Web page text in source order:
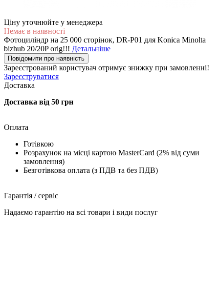
Ціну уточнюйте у менеджера
Немає в наявності
Фотоциліндр на 25 000 сторінок, DR-P01 для Konica Minolta
bizhub 20/20P orig!!! Детальніше
Повідомити про наявність
Зареєстрований користувач отримує знижку при замовленні!
Зареєструватися
Доставка
Доставка від 50 грн
Оплата
Готівкою
Розрахунок на місці картою MasterCard (2% від суми
замовлення)
Безготівкова оплата (з ПДВ та без ПДВ)
Гарантія / сервіс
Надаємо гарантію на всі товари і види послуг